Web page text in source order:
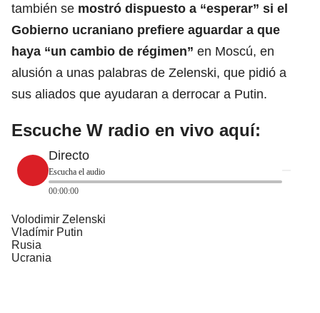
también se mostró dispuesto a “esperar” si el
Gobierno ucraniano prefiere aguardar a que
haya “un cambio de régimen” en Moscú, en
alusión a unas palabras de Zelenski, que pidió a
sus aliados que ayudaran a derrocar a Putin.
Escuche W radio en vivo aquí:
Directo
Escucha el audio
00:00:00
Volodimir Zelenski
Vladímir Putin
Rusia
Ucrania